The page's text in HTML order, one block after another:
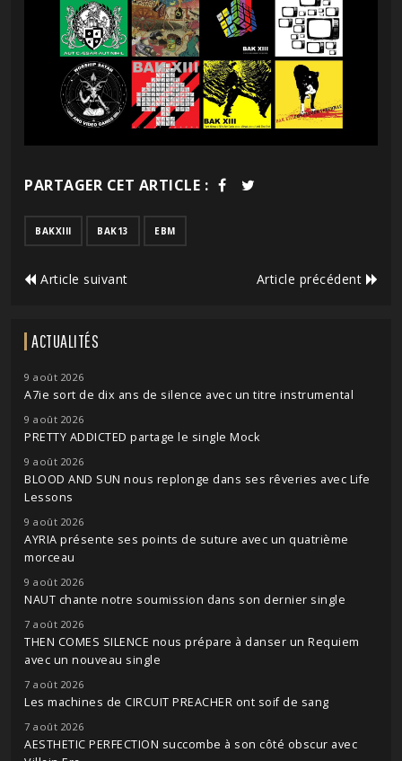
PARTAGER CET ARTICLE :
BAKXIII BAK13 EBM
Article suivant Article précédent
ACTUALITÉS
9 août 2026
A7ie sort de dix ans de silence avec un titre instrumental
9 août 2026
PRETTY ADDICTED partage le single Mock
9 août 2026
BLOOD AND SUN nous replonge dans ses rêveries avec Life
Lessons
9 août 2026
AYRIA présente ses points de suture avec un quatrième
morceau
9 août 2026
NAUT chante notre soumission dans son dernier single
7 août 2026
THEN COMES SILENCE nous prépare à danser un Requiem
avec un nouveau single
7 août 2026
Les machines de CIRCUIT PREACHER ont soif de sang
7 août 2026
AESTHETIC PERFECTION succombe à son côté obscur avec